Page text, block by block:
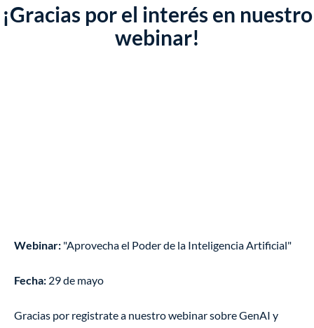
¡Gracias por el interés en nuestro
webinar!
Webinar: "Aprovecha el Poder de la Inteligencia Artificial"
Fecha: 29 de mayo
Gracias por registrate a nuestro webinar sobre GenAI y